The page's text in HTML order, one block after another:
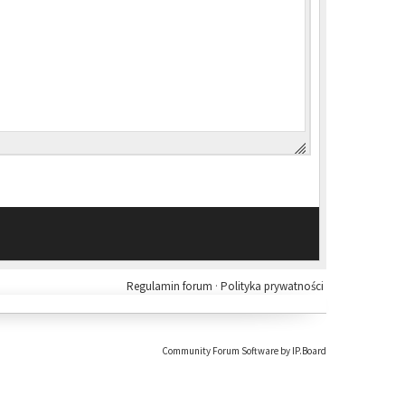
Polityka prywatności
Regulamin forum ·
Community Forum Software by IP.Board